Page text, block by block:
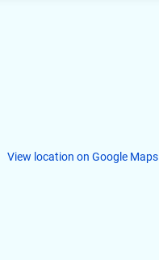
View location on Google Maps